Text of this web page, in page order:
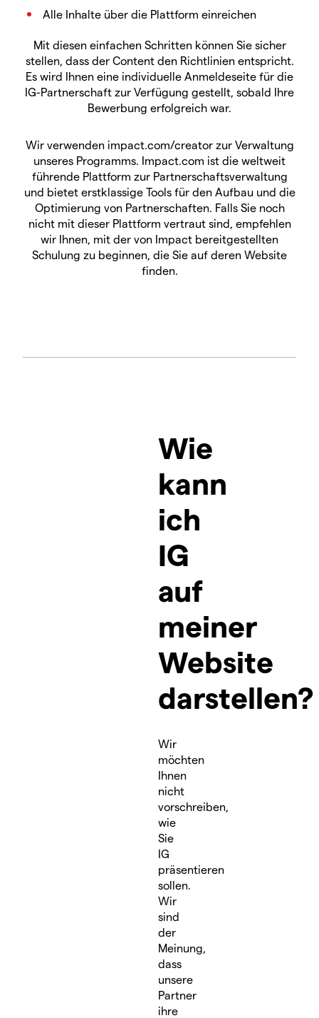
Alle Inhalte über die Plattform einreichen
Mit diesen einfachen Schritten können Sie sicher
stellen, dass der Content den Richtlinien entspricht.
Es wird Ihnen eine individuelle Anmeldeseite für die
IG-Partnerschaft zur Verfügung gestellt, sobald Ihre
Bewerbung erfolgreich war.
Wir verwenden impact.com/creator zur Verwaltung
unseres Programms. Impact.com ist die weltweit
führende Plattform zur Partnerschaftsverwaltung
und bietet erstklassige Tools für den Aufbau und die
Optimierung von Partnerschaften. Falls Sie noch
nicht mit dieser Plattform vertraut sind, empfehlen
wir Ihnen, mit der von Impact bereitgestellten
Schulung zu beginnen, die Sie auf deren Website
finden.
Wie
kann
ich
IG
auf
meiner
Website
darstellen?
Wir
möchten
Ihnen
nicht
vorschreiben,
wie
Sie
IG
präsentieren
sollen.
Wir
sind
der
Meinung,
dass
unsere
Partner
ihre